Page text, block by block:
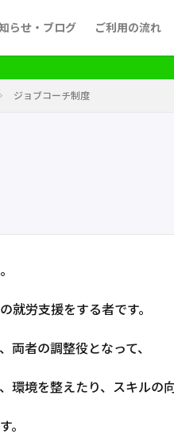
らせ・ブログ ご利用の流れ
ジョブコーチ制度
就労支援をする者です。
両者の調整役となって、
環境を整えたり、スキルの
。